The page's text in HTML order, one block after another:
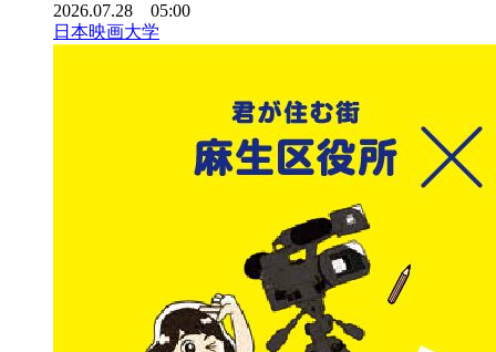
2026.07.28 05:00
日本映画大学